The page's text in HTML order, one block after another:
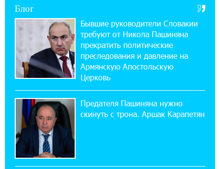
«Бесплатные бонусы в играх»: IDBank
предупреждает о кибератаках на школьников
11:21:15 31-07-2026
ЕАЭС со временем будет расширяться. Когда-
нибудь это поймёт и рядовой армянин, но
11:03:52 31-07-2026
Если Израиль использует тему Геноцида
армян против Эрдогана, то что для него
значит сам Геноцид?
Блог
Бывшие руководители Словакии
требуют от Никола Пашиняна
прекратить политические
преследования и давление на
Армянскую Апостольскую
Церковь
Предателя Пашиняна нужно
скинуть с трона. Аршак Карапетян